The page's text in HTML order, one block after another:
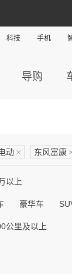
科技 手机
导购
动 × 东风富康
以上
豪华车
公里及以上